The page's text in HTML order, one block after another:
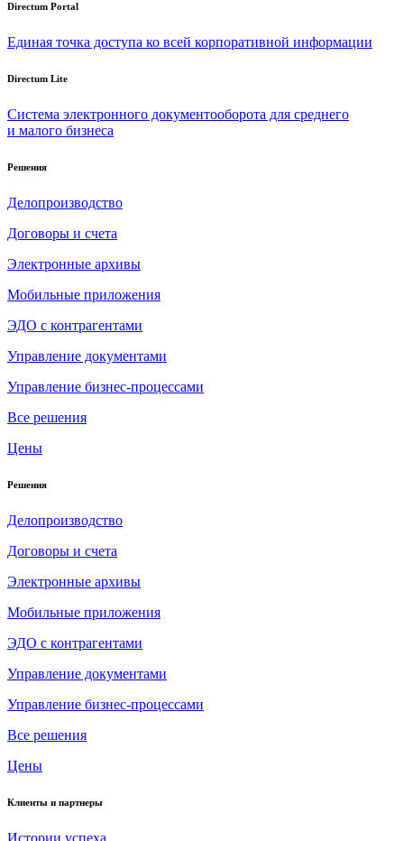
Directum Portal
Единая точка доступа ко всей корпоративной информации
Directum Lite
Система электронного документооборота для среднего
и малого бизнеса
Решения
Делопроизводство
Договоры и счета
Электронные архивы
Мобильные приложения
ЭДО с контрагентами
Управление документами
Управление бизнес-процессами
Все решения
Цены
Решения
Делопроизводство
Договоры и счета
Электронные архивы
Мобильные приложения
ЭДО с контрагентами
Управление документами
Управление бизнес-процессами
Все решения
Цены
Клиенты и партнеры
Истории успеха